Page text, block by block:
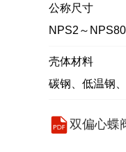
公称尺寸
NPS2～
壳体材料
碳钢、低温钢
双偏心蝶